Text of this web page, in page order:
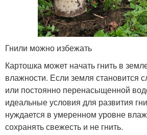
Гнили можно избежать
Картошка может начать гнить в
влажности. Если земля становится
или постоянно перенасыщенной
идеальные условия для развития
нуждается в умеренном уровне
сохранять свежесть и не гнить.